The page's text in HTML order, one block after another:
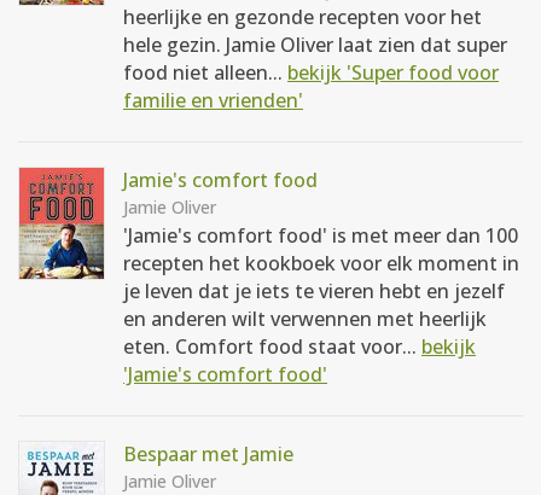
heerlijke en gezonde recepten voor het
hele gezin. Jamie Oliver laat zien dat super
food niet alleen... bekijk 'Super food voor
familie en vrienden'
Jamie's comfort food
Jamie Oliver
'Jamie's comfort food' is met meer dan 100
recepten het kookboek voor elk moment in
je leven dat je iets te vieren hebt en jezelf
en anderen wilt verwennen met heerlijk
eten. Comfort food staat voor... bekijk
'Jamie's comfort food'
Bespaar met Jamie
Jamie Oliver